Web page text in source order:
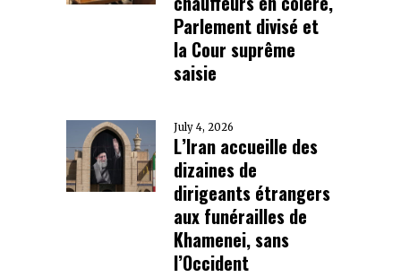
Parlement divisé et
la Cour suprême
saisie
July 4, 2026
L’Iran accueille des
dizaines de
dirigeants étrangers
aux funérailles de
Khamenei, sans
l’Occident